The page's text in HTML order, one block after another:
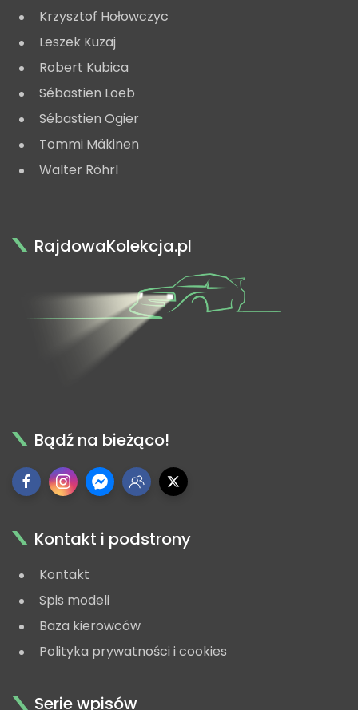
Krzysztof Hołowczyc
Leszek Kuzaj
Robert Kubica
Sébastien Loeb
Sébastien Ogier
Tommi Mäkinen
Walter Röhrl
RajdowaKolekcja.pl
Bądź na bieżąco!
Kontakt i podstrony
Kontakt
Spis modeli
Baza kierowców
Polityka prywatności i cookies
Serie wpisów